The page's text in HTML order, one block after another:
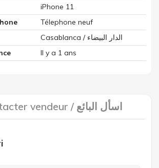
iPhone 11
Télephone neuf
Casablanca / الدار البيضاء
Il y a 1 ans
Contacter vendeur / اسأل البائع